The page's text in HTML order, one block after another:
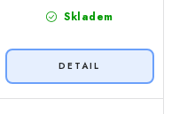
Skladem